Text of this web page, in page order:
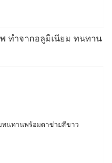
ทำจากอลูมิเนียม ทนทาน